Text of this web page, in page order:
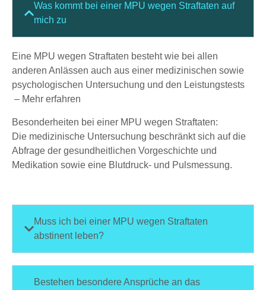
Was kommt bei einer MPU wegen Straftaten auf
mich zu
Eine MPU wegen Straftaten besteht wie bei allen
anderen Anlässen auch aus einer medizinischen sowie
psychologischen Untersuchung und den Leistungstests
– Mehr erfahren
Besonderheiten bei einer MPU wegen Straftaten:
Die medizinische Untersuchung beschränkt sich auf die
Abfrage der gesundheitlichen Vorgeschichte und
Medikation sowie eine Blutdruck- und Pulsmessung.
Muss ich bei einer MPU wegen Straftaten
abstinent leben?
Bestehen besondere Ansprüche an das